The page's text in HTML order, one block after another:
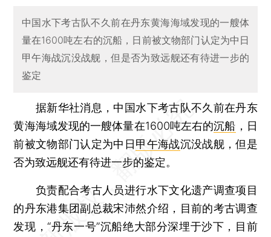
中国水下考古队不久前在丹东黄海海域发现的一艘体
量在1600吨左右的沉船，日前被文物部门认定为中日
甲午海战沉没战舰，但是否为致远舰还有待进一步的
鉴定
据新华社消息，中国水下考古队不久前在丹东
黄海海域发现的一艘体量在1600吨左右的沉船 ，日
前被文物部门认定为中日甲午海战沉没战舰，但是
否为致远舰还有待进一步的鉴定。
负责配合考古人员进行水下文化遗产调查项目
的丹东港集团副总裁宋沛然介绍，目前的考古调查
发现，“丹东一号”沉船绝大部分深埋于沙下，目前